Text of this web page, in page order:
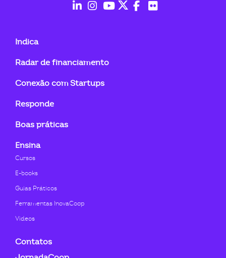
in
Indica
Radar de financiamento
Conexão com Startups
Responde
Boas práticas
Ensina
Cursos
E-books
Guias Práticos
Ferramentas InovaCoop
Videos
Contatos